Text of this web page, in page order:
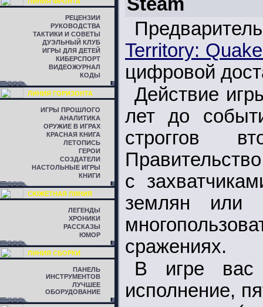
РЕЦЕНЗИИ
РУКОВОДСТВА
ТАКТИКИ И СОВЕТЫ
ДУЭЛЬНЫЙ КЛУБ
ИГРЫ ДЛЯ ДЕТЕЙ
КИБЕРСПОРТ
ВИДЕОЖУРНАЛ
КОДЫ
ЛИНИЯ ГОРИЗОНТА
ИГРЫ ПРОШЛОГО
АНАЛИТИКА
ОРУЖИЕ В ИГРАХ
КРАСНАЯ КНИГА
ЛЕТОПИСЬ
ГЕРОИ
СОЗДАТЕЛИ
НАСТОЛЬНЫЕ ИГРЫ
КНИГИ
СЮЖЕТНАЯ ЛИНИЯ
ЛЕГЕНДЫ
ХРОНИКИ
РАССКАЗЫ
ЮМОР
ЛИНИЯ СБОРКИ
ПАНЕЛЬ
ИНСТРУМЕНТОВ
ЛУЧШЕЕ
ОБОРУДОВАНИЕ
Territory:
цифровой
Действие
лет до
строггов
с
землян или
сражениях.
В игре вас
исполнение,